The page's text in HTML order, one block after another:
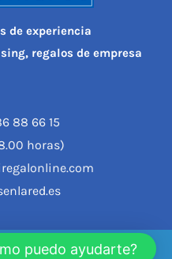
de experiencia
regalos de empresa
88 66 15
horas)
puedo ayudarte?